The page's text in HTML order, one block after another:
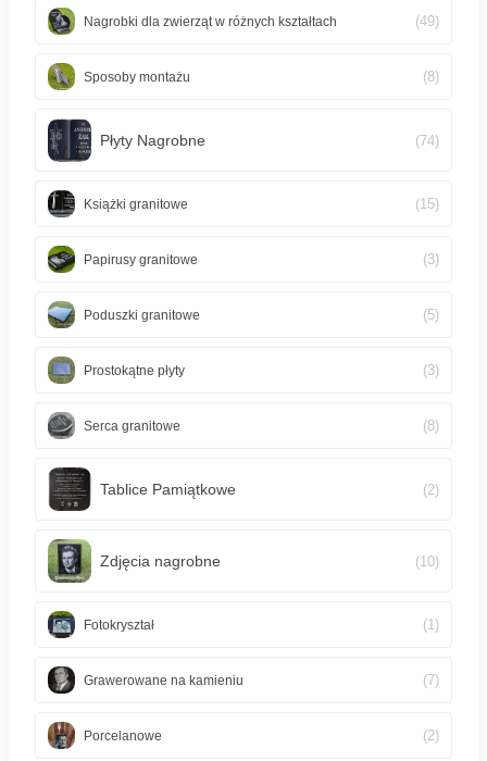
Nagrobki dla zwierząt w różnych kształtach (49)
Sposoby montażu (8)
Płyty Nagrobne (74)
Książki granitowe (15)
Papirusy granitowe (3)
Poduszki granitowe (5)
Prostokątne płyty (3)
Serca granitowe (8)
Tablice Pamiątkowe (2)
Zdjęcia nagrobne (10)
Fotokryształ (1)
Grawerowane na kamieniu (7)
Porcelanowe (2)